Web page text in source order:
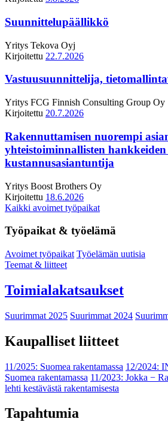
Suunnittelupäällikkö
Yritys Tekova Oyj
Kirjoitettu 22.7.2026
Vastuusuunnittelija,
Yritys FCG Finnish Consulting Group Oy
Kirjoitettu 20.7.2026
Rakennuttamisen nuorempi
yhteistoiminnallisten
kustannusasiantuntija
Yritys Boost Brothers Oy
Kirjoitettu 18.6.2026
Kaikki avoimet työpaikat
Työpaikat & työelämä
Avoimet työpaikat Työelämän uutisia
Teemat & liitteet
Toimialakatsaukset
Suurimmat 2025 Suurimmat 2024
Kaupalliset liitteet
11/2025: Suomea rakentamassa 12/2024:
Suomea rakentamassa 11/2023: Jokka −
lehti kestävästä rakentamisesta
Tapahtumia